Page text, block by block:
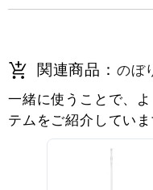
関連商品： のぼ
一緒に使うことで、
テムをご紹介していま